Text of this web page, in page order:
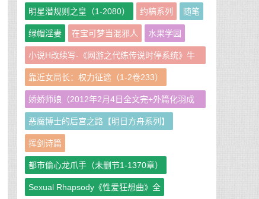
明星潜规则之皇（1-2080） 约稿系列 随笔
绿帽淫妻 在宝可梦当混邪人 水果学园
小说H改续写-《网游之代练传说时停系统》牛
牛娘二改GHS版
靠近女局长：权力征途（1-2卷233）
娇娇师娘（2012年2月4日全文完+外篇化羽成
仙篇240章）
恶魔博士的后宫之路【明日方舟系列】
挥剑诗篇
都市偷心龙爪手（未删节1-1370章）
Sexual Rhapsody《性爱狂想曲》全